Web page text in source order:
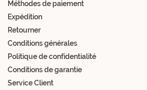
Méthodes de paiement
Expédition
Retourner
Conditions générales
Politique de confidentialité
Conditions de garantie
Service Client